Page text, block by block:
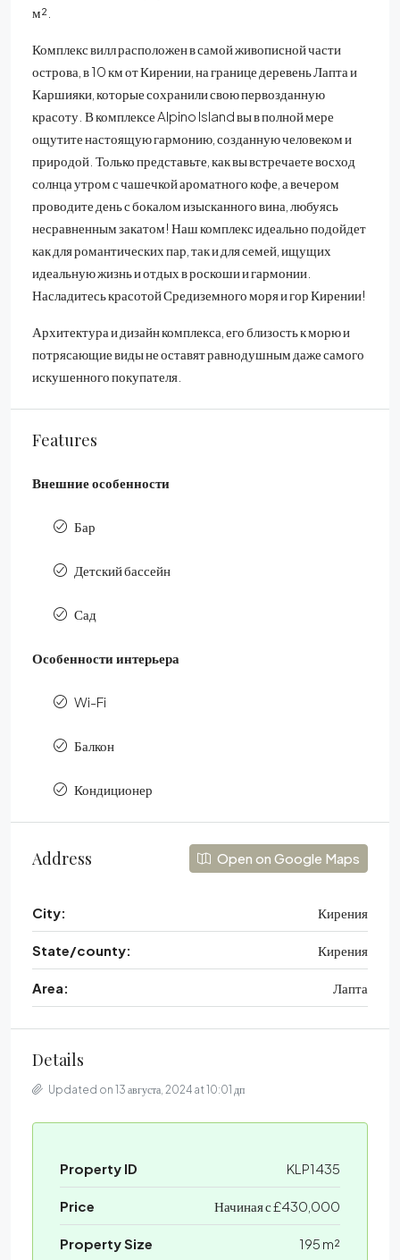
м².
Комплекс вилл расположен в самой живописной части
острова, в 10 км от Кирении, на границе деревень Лапта и
Каршияки, которые сохранили свою первозданную
красоту. В комплексе Alpino Island вы в полной мере
ощутите настоящую гармонию, созданную человеком и
природой. Только представьте, как вы встречаете восход
солнца утром с чашечкой ароматного кофе, а вечером
проводите день с бокалом изысканного вина, любуясь
несравненным закатом! Наш комплекс идеально подойдет
как для романтических пар, так и для семей, ищущих
идеальную жизнь и отдых в роскоши и гармонии.
Насладитесь красотой Средиземного моря и гор Кирении!
Архитектура и дизайн комплекса, его близость к морю и
потрясающие виды не оставят равнодушным даже самого
искушенного покупателя.
Features
Внешние особенности
Бар
Детский бассейн
Сад
Особенности интерьера
Wi-Fi
Балкон
Кондиционер
Address Open on Google Maps
City: Кирения
State/county: Кирения
Area: Лапта
Details
Updated on 13 августа, 2024 at 10:01 дп
Property ID KLP1435
Price Начиная с£430,000
Property Size 195 m²